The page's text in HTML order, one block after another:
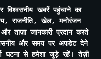
खबरें पहुंचाने का
राजनीति, खेल, मनोरंजन
ताज़ा जानकारी प्रदान करते
और समय पर अपडेट देने
घटना से हमेशा जुड़े रहें। तेज़ी